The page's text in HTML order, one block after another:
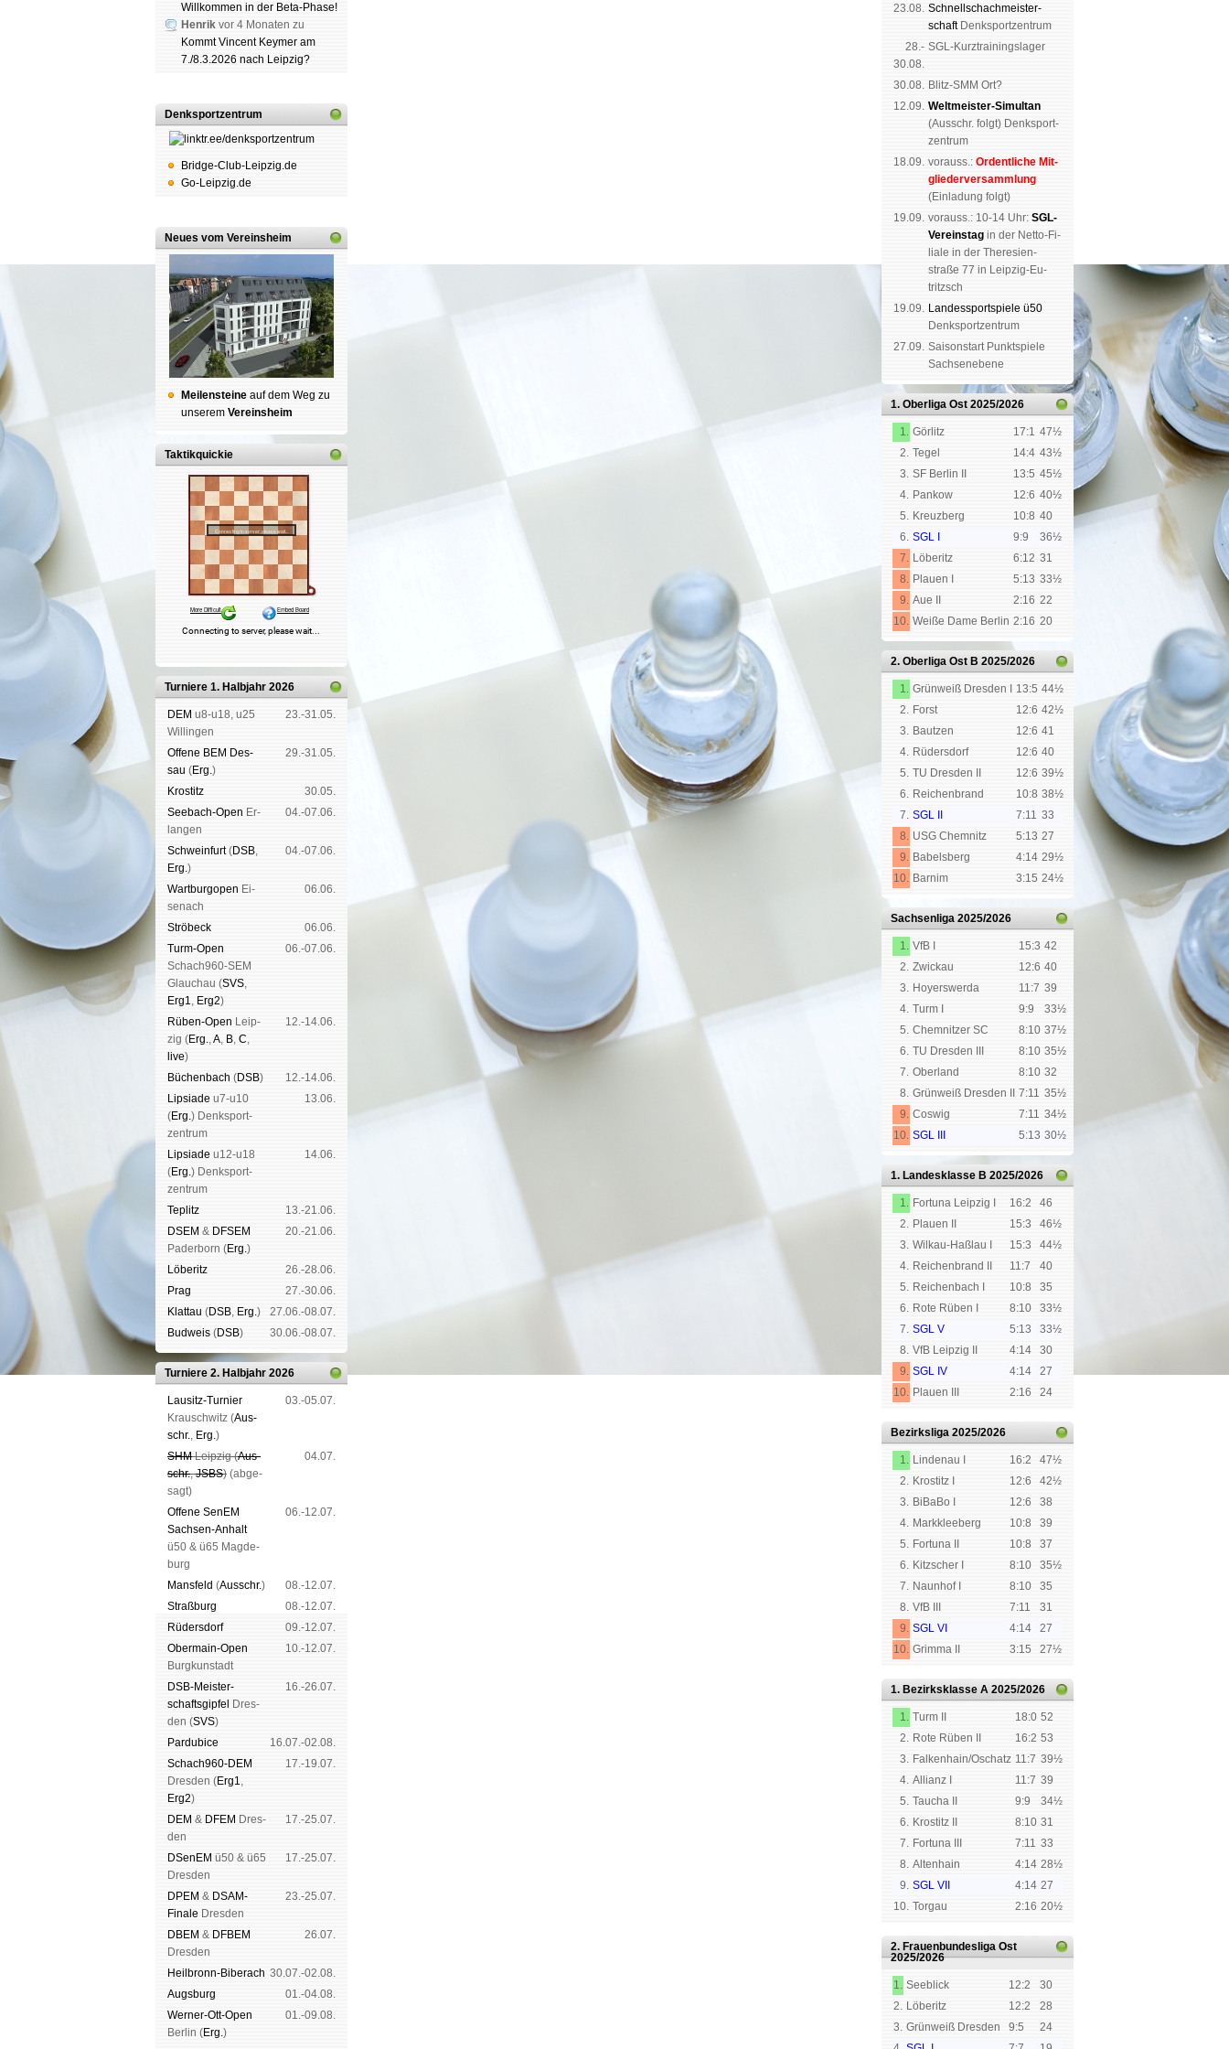
Willkommen in der Beta-Phase!
Henrik vor 4 Monaten zu
Kommt Vincent Keymer am
7./8.3.2026 nach Leipzig?
Denksportzentrum
Bridge-Club-Leipzig.de
Go-Leipzig.de
Neues vom Vereinsheim
Mei­len­stei­ne auf dem Weg zu
un­se­rem Ver­eins­heim
Taktikquickie
Turniere 1. Halbjahr 2026
DEM u8-u18, u25
Wil­lin­gen
23.-31.05.
Offene BEM Des­
sau (Erg.)
29.-31.05.
Kros­titz
30.05.
See­bach-Open Er­
lan­gen
04.-07.06.
Schwein­furt(DSB,
Erg.)
04.-07.06.
Wart­burg­open Ei­
se­nach
06.06.
Strö­beck
06.06.
Turm-Open
Schach960-SEM
Glau­chau (SVS,
Erg1, Erg2)
06.-07.06.
Rüben-Open Leip­
zig (Erg.,A, B, C,
live)
12.-14.06.
Büchen­bach (DSB)
12.-14.06.
Lipsiade u7-u10
(Erg.) Denk­sport­
zen­trum
13.06.
Lipsiade u12-u18
(Erg.) Denk­sport­
zen­trum
14.06.
Tep­litz
13.-21.06.
DSEM & DFSEM
Pader­born (Erg.)
20.-21.06.
Lö­be­ritz
26.-28.06.
Prag
27.-30.06.
Klat­tau (DSB, Erg.)
27.06.-08.07.
Bud­weis (DSB) 30.06.-08.07.
Turniere 2. Halbjahr 2026
Lau­sitz-Tur­nier
Krausch­witz (Aus­
schr., Erg.)
03.-05.07.
SHMLeip­zig (Aus­
schr.,JSBS) (ab­ge­
sagt)
04.07.
Offene SenEM
Sach­sen-An­halt
ü50 & ü65 Mag­de­
burg
06.-12.07.
Mans­feld (Aus­schr.)
08.-12.07.
Straß­burg
08.-12.07.
Rüders­dorf
09.-12.07.
Ober­main-Open
Burg­kun­stadt
10.-12.07.
DSB-Meister­
schafts­gipfel Dres­
den (SVS)
16.-26.07.
Pardu­bice
16.07.-02.08.
Schach960-DEM
Dres­den (Erg1,
Erg2)
17.-19.07.
DEM & DFEM Dres­
den
17.-25.07.
DSenEM ü50 & ü65
Dres­den
17.-25.07.
DPEM & DSAM-
Finale Dres­den
23.-25.07.
DBEM & DFBEM
Dres­den
26.07.
Heil­bronn-Bi­ber­ach 30.07.-02.08.
Augs­burg
01.-04.08.
Werner-Ott-Open
Ber­lin (Erg.)
01.-09.08.
23.08. Schnell­schach­meis­ter­
schaftDenk­sport­zen­trum
28.-
30.08.
SGL-Kurz­trai­nings­lager
30.08. Blitz-SMM Ort?
12.09. Weltmeister-Simultan
(Aus­schr. folgt) Denk­sport­
zen­trum
18.09. vorauss.: Or­dent­li­che Mit­
glie­der­ver­samm­lung
(Ein­la­dung folgt)
19.09. vor­auss.: 10-14 Uhr: SGL-
Ver­eins­tag in der Netto-Fi­
li­a­le in der The­re­sien­
straße 77 in Leip­zig-Eu­
tritzsch
19.09. Landes­sport­spiele ü50
Denk­sport­zen­trum
27.09. Saison­start Punkt­spiele
Sachsen­ebene
1. Oberliga Ost 2025/2026
1. Görlitz 17:1 47½
2. Tegel 14:4 43½
3. SF Berlin II 13:5 45½
4. Pankow 12:6 40½
5. Kreuzberg 10:8 40
6. SGL I 9:9
36½
7. Löberitz 6:12 31
8. Plauen I 5:13 33½
9. Aue II 2:16 22
10. Weiße Dame Berlin 2:16 20
2. Oberliga Ost B 2025/2026
1. Grünweiß Dresden I 13:5 44½
2. Forst 12:6 42½
3. Bautzen 12:6 41
4. Rüdersdorf 12:6 40
5. TU Dresden II 12:6 39½
6. Reichenbrand 10:8 38½
7. SGL II 7:11 33
8. USG Chemnitz 5:13 27
9. Babelsberg 4:14 29½
10. Barnim 3:15 24½
Sachsenliga 2025/2026
1. VfB I 15:3 42
2. Zwickau 12:6 40
3. Hoyerswerda 11:7 39
4. Turm I 9:9
33½
5. Chemnitzer SC 8:10 37½
6. TU Dresden III 8:10 35½
7. Oberland 8:10 32
8. Grünweiß Dresden II 7:11 35½
9. Coswig 7:11 34½
10. SGL III 5:13 30½
1. Landesklasse B 2025/2026
1. Fortuna Leipzig I 16:2
46
2. Plauen II 15:3
46½
3. Wilkau-Haßlau I 15:3
44½
4. Reichenbrand II 11:7
40
5. Reichenbach I 10:8
35
6. Rote Rüben I 8:10
33½
7. SGL V 5:13
33½
8. VfB Leipzig II 4:14
30
9. SGL IV 4:14
27
10. Plauen III 2:16 24
Bezirksliga 2025/2026
1. Lindenau I 16:2
47½
2. Krostitz I 12:6
42½
3. BiBaBo I 12:6
38
4. Markkleeberg 10:8
39
5. Fortuna II 10:8
37
6. Kitzscher I 8:10
35½
7. Naunhof I 8:10
35
8. VfB III 7:11
31
9. SGL VI 4:14
27
10. Grimma II 3:15 27½
1. Bezirksklasse A 2025/2026
1. Turm II 18:0 52
2. Rote Rüben II 16:2 53
3. Falkenhain/Oschatz 11:7 39½
4. Allianz I 11:7 39
5. Taucha II 9:9
34½
6. Krostitz II 8:10 31
7. Fortuna III 7:11 33
8. Altenhain 4:14 28½
9. SGL VII 4:14 27
10. Torgau 2:16 20½
2. Frauenbundesliga Ost
2025/2026
1. Seeblick 12:2
30
2. Löberitz 12:2
28
3. Grünweiß Dresden 9:5
24